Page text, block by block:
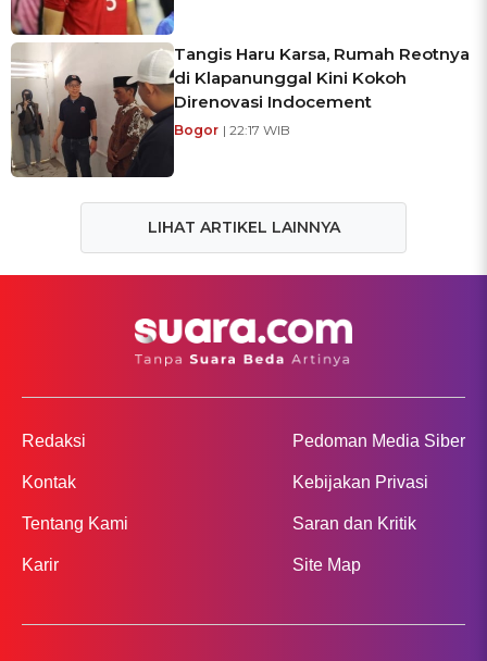
Tangis Haru Karsa, Rumah Reotnya
di Klapanunggal Kini Kokoh
Direnovasi Indocement
Bogor | 22:17 WIB
LIHAT ARTIKEL LAINNYA
Redaksi
Kontak
Tentang Kami
Karir
Pedoman Media Siber
Kebijakan Privasi
Saran dan Kritik
Site Map